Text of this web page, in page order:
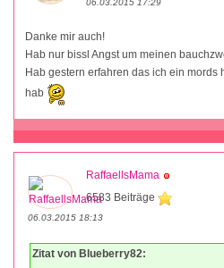
06.03.2015 17:29
Danke mir auch!
Hab nur bissl Angst um meinen
Hab gestern erfahren das ich ein mords
hab
RaffaellsMama
6583 Beiträge
06.03.2015 18:13
Zitat von Blueberry82: